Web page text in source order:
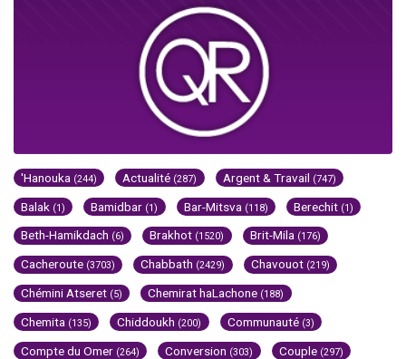
'Hanouka (244) Actualité (287) Argent & Travail (747)
Balak (1) Bamidbar (1) Bar-Mitsva (118) Berechit (1)
Beth-Hamikdach (6) Brakhot (1520) Brit-Mila (176)
Cacheroute (3703) Chabbath (2429) Chavouot (219)
Chémini Atseret (5) Chemirat haLachone (188)
Chemita (135) Chiddoukh (200) Communauté (3)
Compte du Omer (264) Conversion (303) Couple (297)